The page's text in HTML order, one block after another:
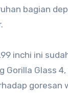
bagian
inchi ini
Gorilla Glass
goresan